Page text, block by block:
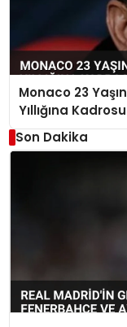
Monaco 23
Yıllığına
Son Dakika